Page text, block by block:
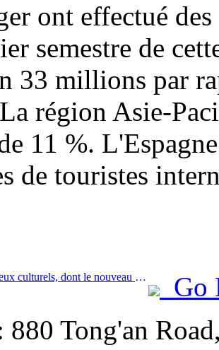
ont effectué
semestre de
33 millions par
région Asie-
11 %.
de touristes
Prev:Quatre lieux culturels, dont le nouveau « Jinling Poetry Hall » dans la zone panoramique du lac Xuanwu à Nanjing, ont officiellement ouvert leurs portes.
Go
880 Tong'an